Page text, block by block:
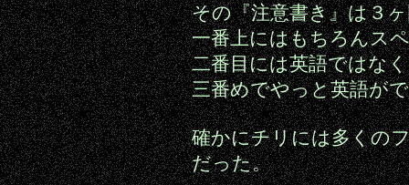
その『注意書き』は３
一番上にはもちろんス
二番目には英語ではな
三番めでやっと英語が
確かにチリには多くの
だった。